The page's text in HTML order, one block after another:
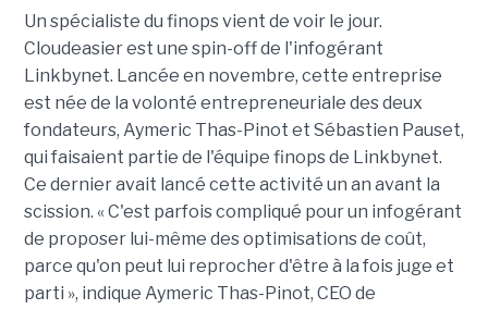
Un spécialiste du finops vient de voir le jour.
Cloudeasier est une spin-off de l'infogérant
Linkbynet. Lancée en novembre, cette entreprise
est née de la volonté entrepreneuriale des deux
fondateurs, Aymeric Thas-Pinot et Sébastien Pauset,
qui faisaient partie de l'équipe finops de Linkbynet.
Ce dernier avait lancé cette activité un an avant la
scission. « C'est parfois compliqué pour un infogérant
de proposer lui-même des optimisations de coût,
parce qu'on peut lui reprocher d'être à la fois juge et
parti », indique Aymeric Thas-Pinot, CEO de